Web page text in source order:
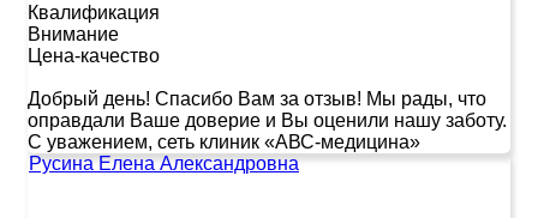
Квалификация
Внимание
Цена-качество
Добрый день! Спасибо Вам за отзыв! Мы рады, что
оправдали Ваше доверие и Вы оценили нашу заботу.
С уважением, сеть клиник «АВС-медицина»
Русина Елена Александровна